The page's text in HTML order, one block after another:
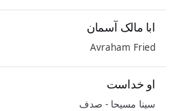
ابا مالک آسمان
Avraham Fried
او خداست
سینا مسیحا - صدف